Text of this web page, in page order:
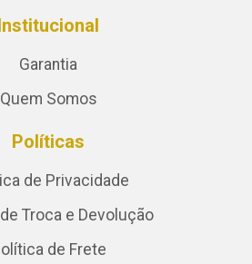
Garantia
Quem Somos
Políticas
de Privacidade
Troca e Devolução
de Frete